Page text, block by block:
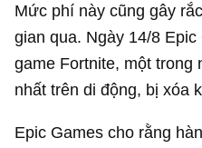
Mức phí này cũng gây
gian qua. Ngày 14/8
game Fortnite, một trong
nhất trên di động, bị xóa
Epic Games cho rằng